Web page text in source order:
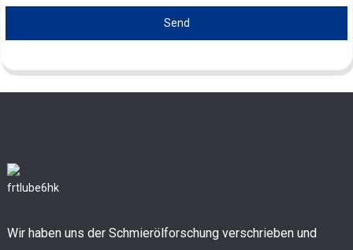
Send
Wir haben uns der Schmierölforschung verschrieben und